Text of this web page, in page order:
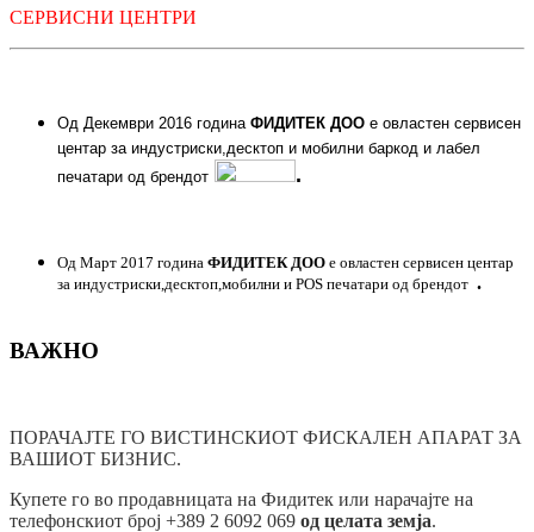
СЕРВИСНИ ЦЕНТРИ
Од Декември 2016 година ФИДИТЕК ДОО е овластен сервисен
центар за индустриски,десктоп и мобилни баркод и лабел
печатари од брендот
.
Од Март 2017 година ФИДИТЕК ДОО е овластен сервисен центар
за индустриски,десктоп,мобилни и POS печатари од брендот .
ВАЖНО
ПОРАЧАЈТЕ ГО ВИСТИНСКИОТ ФИСКАЛЕН АПАРАТ ЗА
ВАШИОТ БИЗНИС.
Купете го во продавницата на Фидитек или нарачајте на
телефонскиот број +389 2 6092 069 од целата земја.